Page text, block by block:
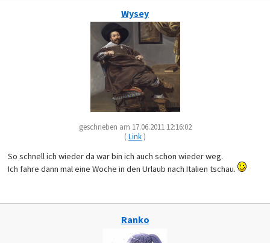
Wysey
geschrieben am 17.06.2011 12:16:02
(Link)
So schnell ich wieder da war bin ich auch schon wieder weg.
Ich fahre dann mal eine Woche in den Urlaub nach Italien tschau.
Ranko